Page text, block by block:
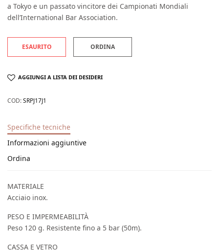
a Tokyo e un passato vincitore dei Campionati Mondiali
dell’International Bar Association.
ESAURITO ORDINA
AGGIUNGI A LISTA DEI DESIDERI
COD:SRPJ17J1
Specifiche tecniche
Informazioni aggiuntive
Ordina
MATERIALE
Acciaio inox.
PESO E IMPERMEABILITÀ
Peso 120 g. Resistente fino a 5 bar (50m).
CASSA E VETRO